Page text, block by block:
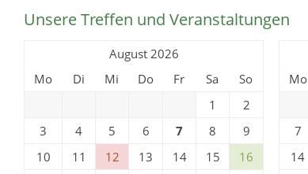
Unsere Treffen und Veranstaltungen
August 2026
Mo
Di Mi Do Fr Sa
So
1
2
3
4 5 6 7 8
9
10
11 12 13 14 15
16
Mo
7
14